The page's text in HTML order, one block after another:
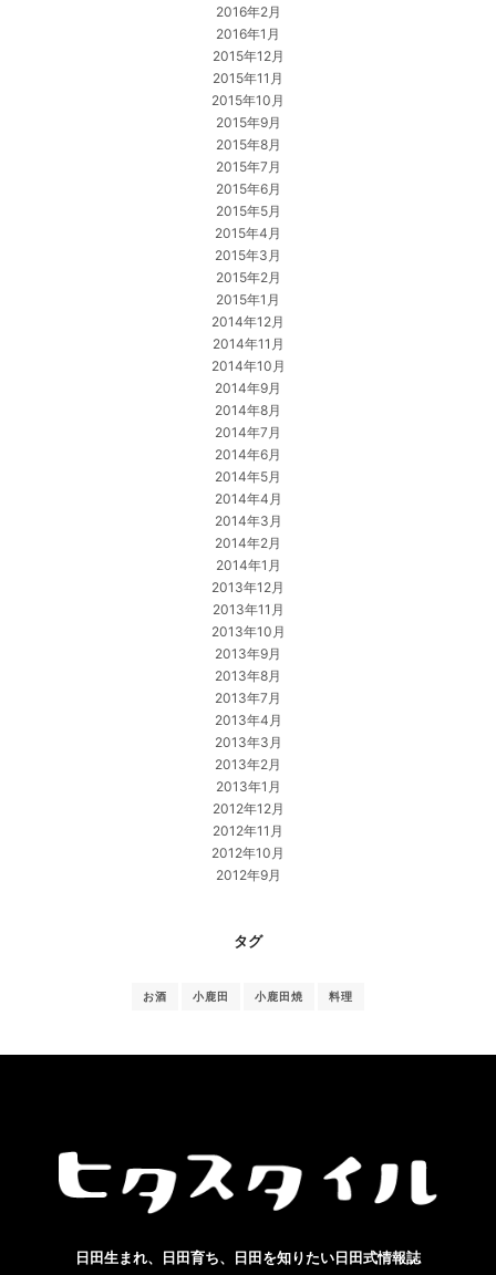
2016年2月
2016年1月
2015年12月
2015年11月
2015年10月
2015年9月
2015年8月
2015年7月
2015年6月
2015年5月
2015年4月
2015年3月
2015年2月
2015年1月
2014年12月
2014年11月
2014年10月
2014年9月
2014年8月
2014年7月
2014年6月
2014年5月
2014年4月
2014年3月
2014年2月
2014年1月
2013年12月
2013年11月
2013年10月
2013年9月
2013年8月
2013年7月
2013年4月
2013年3月
2013年2月
2013年1月
2012年12月
2012年11月
2012年10月
2012年9月
タグ
お酒 小鹿田 小鹿田焼 料理
日田生まれ、日田育ち、日田を知りたい日田式情報誌